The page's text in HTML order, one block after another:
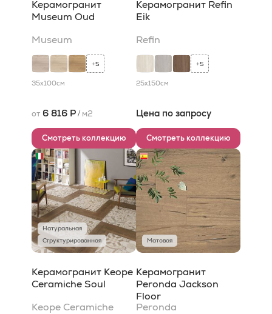
Керамогранит
Museum Oud
Museum
+5
35x100см
от 6 816 Р/ м2
Смотреть коллекцию
Керамогранит Refin
Eik
Refin
+5
25x150см
Цена по запросу
Смотреть коллекцию
Натуральная
Структурированная
Керамогранит Keope
Ceramiche Soul
Keope Ceramiche
Матовая
Керамогранит
Peronda Jackson
Floor
Peronda